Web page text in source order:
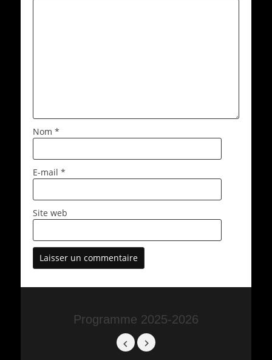
Nom *
E-mail *
Site web
Programme 2025-2026